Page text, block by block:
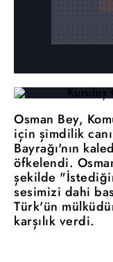
Osman Bey,
için şimdilik
Bayrağı'nın
öfkelendi.
şekilde
sesimizi dahi
Türk'ün
karşılık verdi.